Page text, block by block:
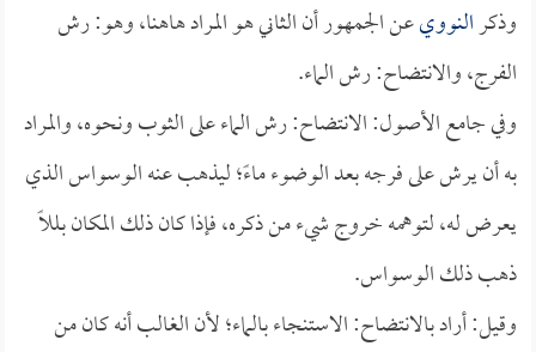
وذكرالنوويعن الجمهور أن الثاني هو المراد هاهنا، وهو: رش
الفرج، والانتضاح: رش الماء.
وفي جامع الأصول: الانتضاح: رش الماء على الثوب ونحوه، والمراد
به أن يرش على فرجه بعد الوضوء ماءً؛ ليذهب عنه الوسواس الذي
يعرض له، لتوهمه خروج شيء من ذكره، فإذا كان ذلك المكان بللاً
ذهب ذلك الوسواس.
وقيل: أراد بالانتضاح: الاستنجاء بالماء؛ لأن الغالب أنه كان من